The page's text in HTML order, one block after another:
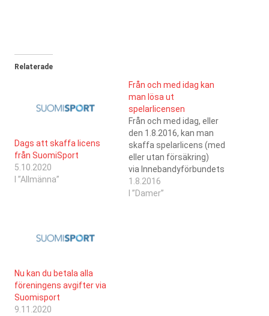
Relaterade
Dags att skaffa licens
från SuomiSport
5.10.2020
I ”Allmänna”
Från och med idag kan
man lösa ut
spelarlicensen
Från och med idag, eller
den 1.8.2016, kan man
skaffa spelarlicens (med
eller utan försäkring)
via Innebandyförbundets
sidor. Varje spelare bör ha
betalt sin licens före
1.8.2016
I ”Damer”
Nu kan du betala alla
föreningens avgifter via
Suomisport
9.11.2020